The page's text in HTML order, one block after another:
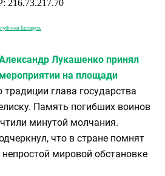
Беларусь
Лукашенко принял
на площади
традиции глава государства
Память погибших воинов
минутой молчания.
что в стране помнят
мировой обстановке